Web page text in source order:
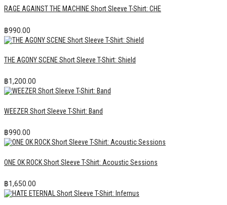
RAGE AGAINST THE MACHINE Short Sleeve T-Shirt: CHE
฿990.00
THE AGONY SCENE Short Sleeve T-Shirt: Shield
฿1,200.00
WEEZER Short Sleeve T-Shirt: Band
฿990.00
ONE OK ROCK Short Sleeve T-Shirt: Acoustic Sessions
฿1,650.00